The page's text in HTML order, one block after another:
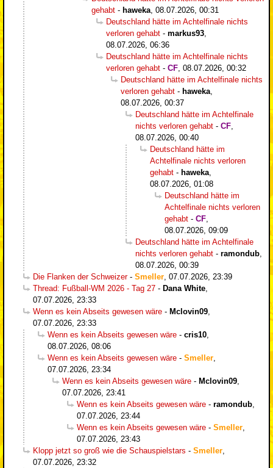
gehabt - haweka 08.07.2026, 00:31
Deutschland hätte im Achtelfinale nichts
verloren gehabt - markus93
08.07.2026, 06:36
Deutschland hätte im Achtelfinale nichts
verloren gehabt - CF 08.07.2026, 00:32
Deutschland hätte im Achtelfinale nichts
verloren gehabt - haweka
08.07.2026, 00:37
Deutschland hätte im Achtelfinale
nichts verloren gehabt - CF
08.07.2026, 00:40
Deutschland hätte im
Achtelfinale nichts verloren
gehabt - haweka
08.07.2026, 01:08
Deutschland hätte im
Achtelfinale nichts verloren
gehabt - CF
08.07.2026, 09:09
Deutschland hätte im Achtelfinale
nichts verloren gehabt - ramondub
08.07.2026, 00:39
Die Flanken der Schweizer- Smeller 07.07.2026, 23:39
Thread: Fußball-WM 2026 - Tag 27 - Dana White
07.07.2026, 23:33
Wenn es kein Abseits gewesen wäre - Mclovin09
07.07.2026, 23:33
Wenn es kein Abseits gewesen wäre - cris10
08.07.2026, 08:06
Wenn es kein Abseits gewesen wäre - Smeller
07.07.2026, 23:34
Wenn es kein Abseits gewesen wäre - Mclovin09
07.07.2026, 23:41
Wenn es kein Abseits gewesen wäre - ramondub
07.07.2026, 23:44
Wenn es kein Abseits gewesen wäre - Smeller
07.07.2026, 23:43
Klopp jetzt so groß wie die Schauspielstars - Smeller
07.07.2026, 23:32